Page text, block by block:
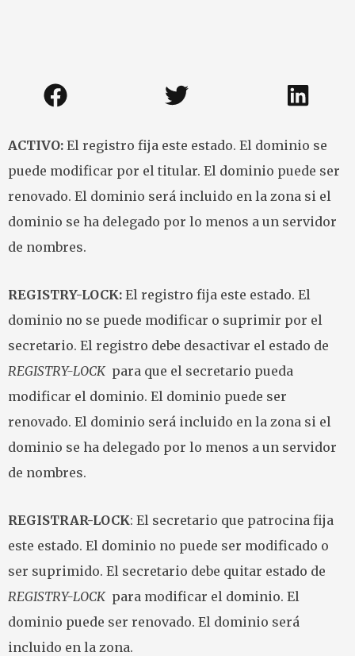
ACTIVO: El registro fija este estado. El dominio se
puede modificar por el titular. El dominio puede ser
renovado. El dominio será incluido en la zona si el
dominio se ha delegado por lo menos a un servidor
de nombres.
REGISTRY-LOCK: El registro fija este estado. El
dominio no se puede modificar o suprimir por el
secretario. El registro debe desactivar el estado de
REGISTRY-LOCKpara que el secretario pueda
modificar el dominio. El dominio puede ser
renovado. El dominio será incluido en la zona si el
dominio se ha delegado por lo menos a un servidor
de nombres.
REGISTRAR-LOCK: El secretario que patrocina fija
este estado. El dominio no puede ser modificado o
ser suprimido. El secretario debe quitar estado de
REGISTRY-LOCKpara modificar el dominio. El
dominio puede ser renovado. El dominio será
incluido en la zona.